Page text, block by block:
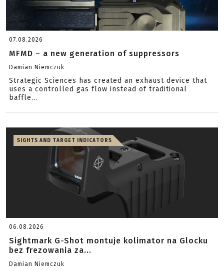
07.08.2026
MFMD – a new generation of suppressors
Damian Niemczuk
Strategic Sciences has created an exhaust device that
uses a controlled gas flow instead of traditional
baffle...
SIGHTS AND TARGET INDICATORS
06.08.2026
Sightmark G-Shot montuje kolimator na Glocku
bez frezowania za...
Damian Niemczuk